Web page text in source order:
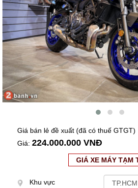
Giá bán lẻ đề xuất (đã có thuế GTGT)
Giá: 224.000.000 VNĐ
GIÁ XE MÁY TẠM
Khu vực